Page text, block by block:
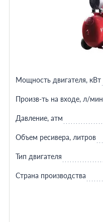
Мощность двигателя, кВт
Произв-ть на входе, л/мин
Давление, атм
Объем ресивера, литров
Тип двигателя
Страна производства